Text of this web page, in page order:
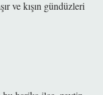
ve kışın gündüzleri